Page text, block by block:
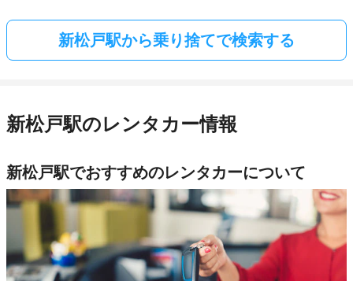
新松戸駅から乗り捨てで検索する
新松戸駅のレンタカー情報
新松戸駅でおすすめのレンタカーについて